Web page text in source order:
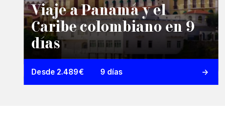
Viaje a Panamá y el
Caribe colombiano en 9
días
Desde 2.489€ 9 días